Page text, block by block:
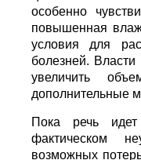
По данным
наиболее
северных
Шаньдун,
производства
воздуха
столбики
50 °C.